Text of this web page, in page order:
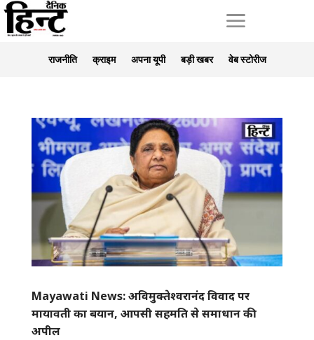
a
राजनीति क्राइम अपना यूपी बड़ी खबर वेब स्टोरीज
Mayawati News: अविमुक्तेश्वरानंद विवाद पर
मायावती का बयान, आपसी सहमति से समाधान की
अपील